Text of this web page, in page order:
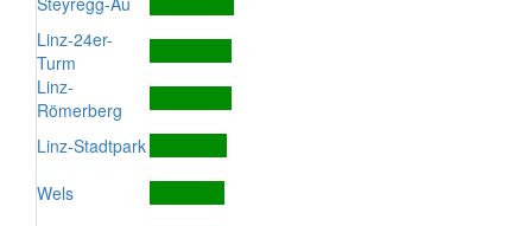
Linz-24er-
Turm
Linz-
Römerberg
Linz-Stadtpark
Wels